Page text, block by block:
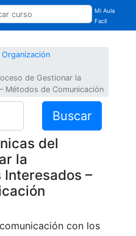
Mi Aula
Facil
Organización
de Gestionar la
Métodos de Comunicación
Buscar
del
la
–
con los